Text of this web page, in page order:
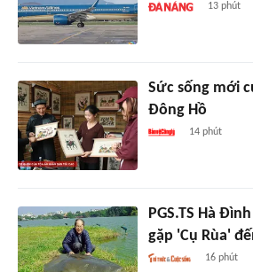
13 phút
Sức sống mới
Đông Hồ
14 phút
PGS.TS Hà
gặp 'Cụ Rùa'
16 phút